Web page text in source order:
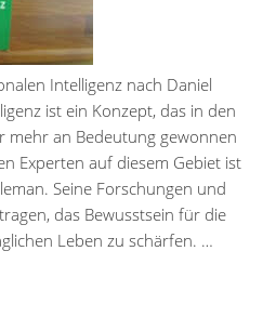
Intelligenz nach Daniel
ist ein Konzept, das in den
mehr an Bedeutung gewonnen
Experten auf diesem Gebiet ist
Seine Forschungen und
das Bewusstsein für die
Leben zu schärfen. …